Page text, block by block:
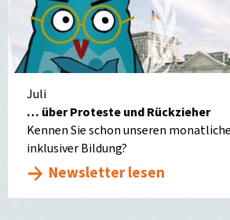
Juli
… über Proteste und Rückzieher
Kennen Sie schon unseren
inklusiver Bildung?
Newsletter lesen